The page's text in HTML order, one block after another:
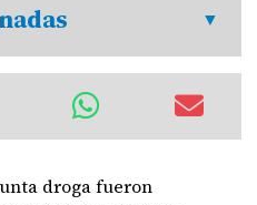
droga fueron